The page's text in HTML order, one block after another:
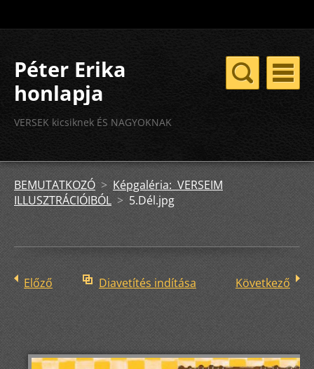
Péter Erika
honlapja
VERSEK kicsiknek ÉS NAGYOKNAK
BEMUTATKOZÓ >Képgaléria: VERSEIM
ILLUSZTRÁCIÓIBÓL >5.Dél.jpg
Előző Diavetítés indítása Következő